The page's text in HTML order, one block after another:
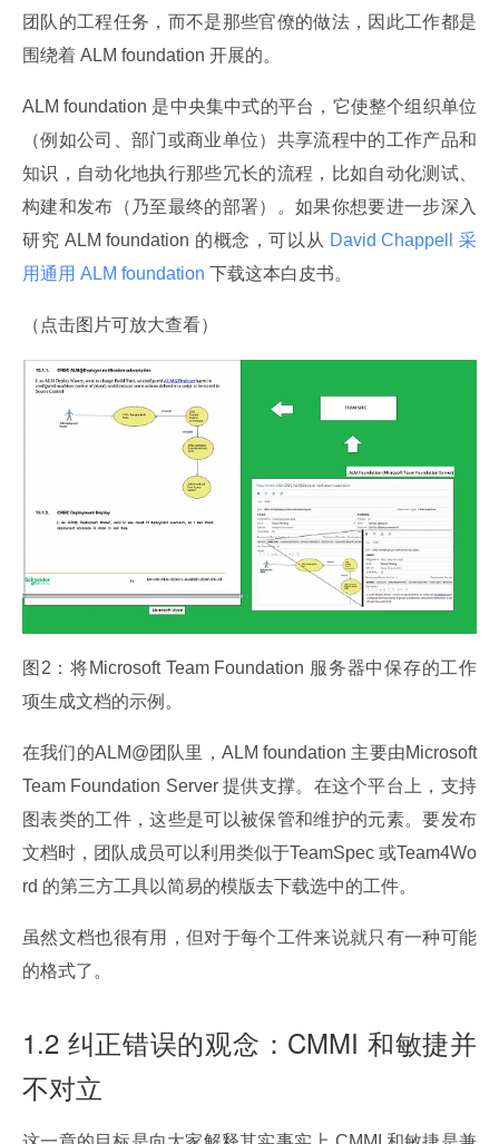
团队的工程任务，而不是那些官僚的做法，因此工作都是
围绕着 ALM foundation 开展的。
ALM foundation 是中央集中式的平台，它使整个组织单位
（例如公司、部门或商业单位）共享流程中的工作产品和
知识，自动化地执行那些冗长的流程，比如自动化测试、
构建和发布（乃至最终的部署）。如果你想要进一步深入
研究 ALM foundation 的概念，可以从 David Chappell 采
用通用 ALM foundation 下载这本白皮书。
（点击图片可放大查看）
图2：将Microsoft Team Foundation 服务器中保存的工作
项生成文档的示例。
在我们的ALM@团队里，ALM foundation 主要由Microsoft
Team Foundation Server 提供支撑。在这个平台上，支持
图表类的工件，这些是可以被保管和维护的元素。要发布
文档时，团队成员可以利用类似于TeamSpec 或Team4Wo
rd 的第三方工具以简易的模版去下载选中的工件。
虽然文档也很有用，但对于每个工件来说就只有一种可能
的格式了。
1.2 纠正错误的观念：CMMI 和敏捷并
不对立